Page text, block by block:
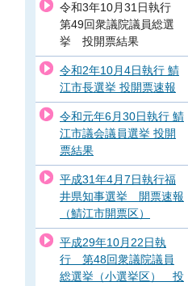
令和3年10月31日執行
第49回衆議院議員総選
挙 投開票結果
令和2年10月4日執行 鯖
江市長選挙 投開票速報
令和元年6月30日執行 鯖
江市議会議員選挙 投開
票結果
平成31年4月7日執行福
井県知事選挙 開票速報
（鯖江市開票区）
平成29年10月22日執
行 第48回衆議院議員
総選挙（小選挙区） 投